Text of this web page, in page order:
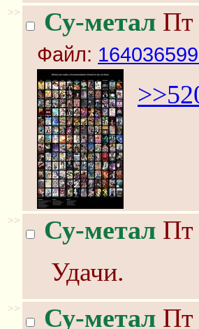
>> Су-метал Пт
Файл:
>> Су-метал Пт
Удачи.
>> Су-метал Пт